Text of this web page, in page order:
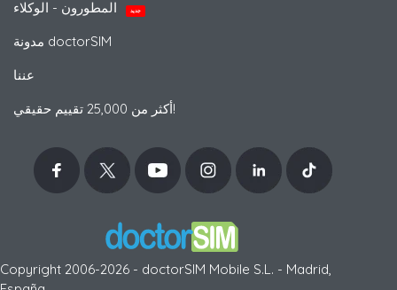
جديد
مدونة doctorSIM
عننا
أكثر من 25,000 تقييم حقيقي!
Copyright 2006-2026 - doctorSIM Mobile S.L. - Madrid,